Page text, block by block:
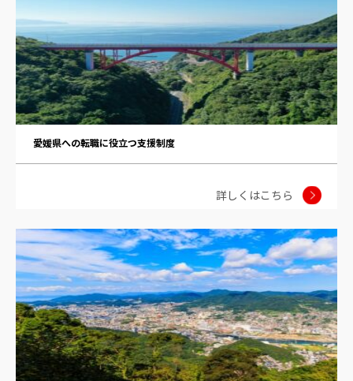
愛媛県への転職に役立つ支援制度
詳しくはこちら